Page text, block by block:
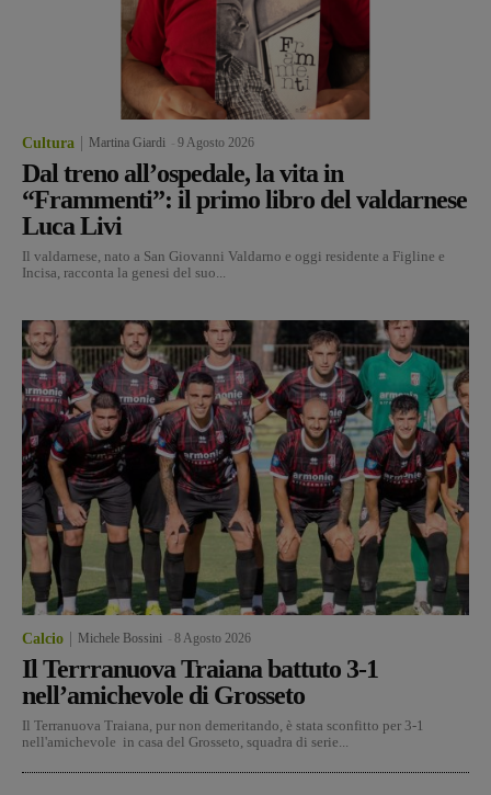
Cultura Martina Giardi 9 Agosto 2026
Dal treno all’ospedale, la vita in
“Frammenti”: il primo libro del valdarnese
Luca Livi
Il valdarnese, nato a San Giovanni Valdarno e oggi residente a Figline e
Incisa, racconta la genesi del suo...
Calcio Michele Bossini 8 Agosto 2026
Il Terrranuova Traiana battuto 3-1
nell’amichevole di Grosseto
Il Terranuova Traiana, pur non demeritando, è stata sconfitto per 3-1
nell'amichevole in casa del Grosseto, squadra di serie...